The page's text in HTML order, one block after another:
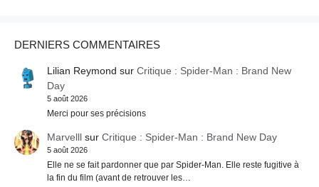
DERNIERS COMMENTAIRES
Lilian Reymond sur Critique : Spider-Man : Brand New
Day
5 août 2026
Merci pour ses précisions
Marvelllsur Critique : Spider-Man : Brand New Day
5 août 2026
Elle ne se fait pardonner que par Spider-Man. Elle reste fugitive à
la fin du film (avant de retrouver les…